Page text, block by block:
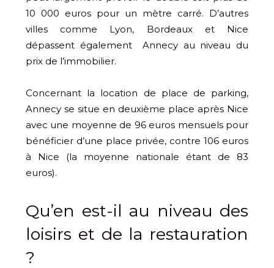
10 000 euros pour un mètre carré. D’autres
villes comme Lyon, Bordeaux et Nice
dépassent également Annecy au niveau du
prix de l’immobilier.
Concernant la location de place de parking,
Annecy se situe en deuxième place après Nice
avec une moyenne de 96 euros mensuels pour
bénéficier d’une place privée, contre 106 euros
à Nice (la moyenne nationale étant de 83
euros).
Qu’en est-il au niveau des
loisirs et de la restauration
?